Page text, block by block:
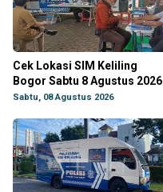
Cek Lokasi SIM Keliling
Bogor Sabtu 8 Agustus 2026
Sabtu, 08 Agustus 2026